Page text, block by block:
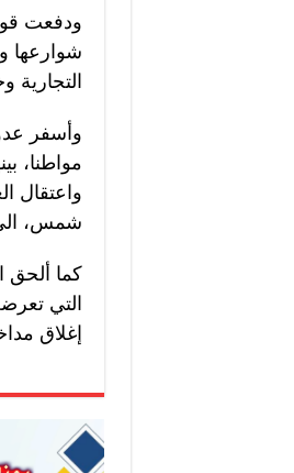
ودفعت
شوارعها
مواطنا،
شمس،
كما ألحق
التي
إغلاق